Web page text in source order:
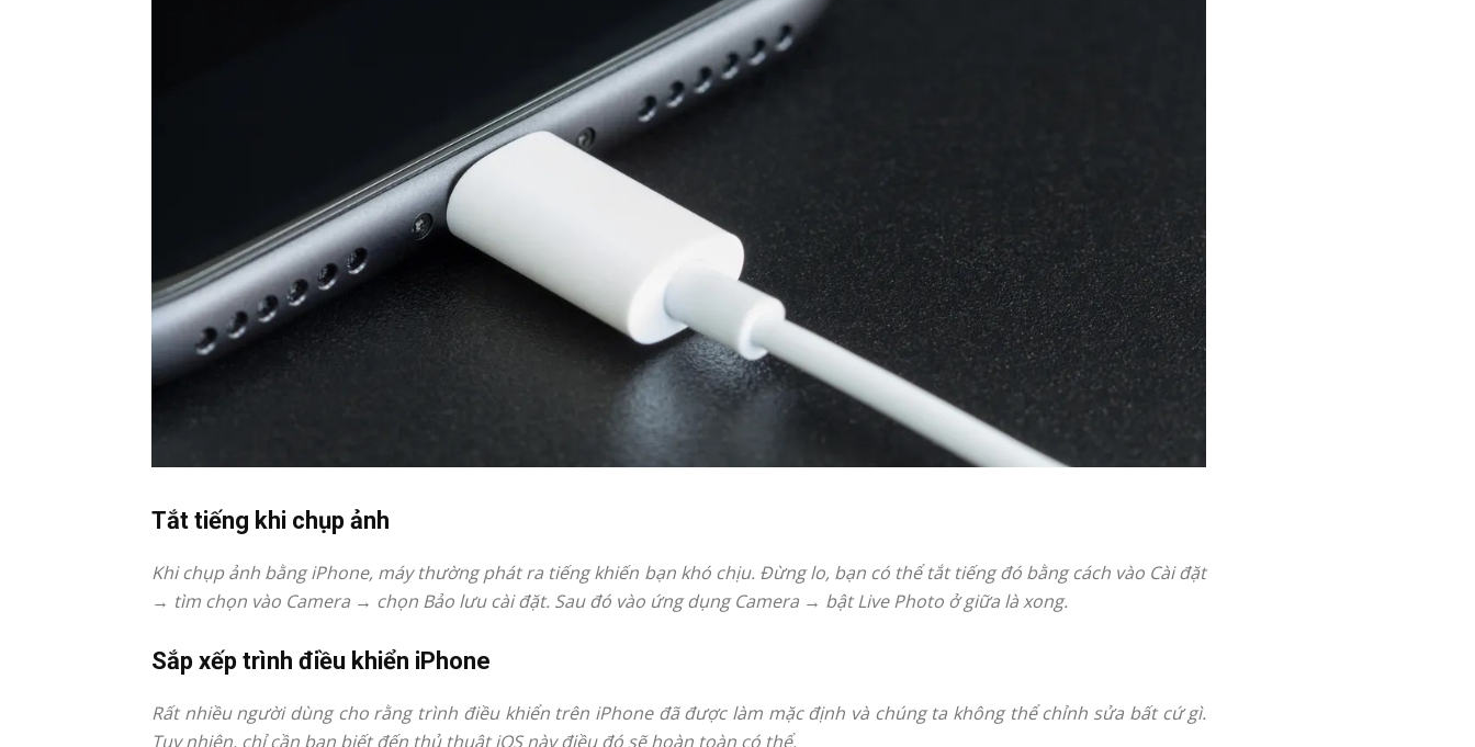
Tắt tiếng khi chụp ảnh
Khi chụp ảnh bằng iPhone, máy thường phát ra tiếng khiến bạn khó chịu. Đừng lo, bạn có thể tắt tiếng đó bằng cách vào Cài đặt
→ tìm chọn vào Camera → chọn Bảo lưu cài đặt. Sau đó vào ứng dụng Camera → bật Live Photo ở giữa là xong.
Sắp xếp trình điều khiển iPhone
Rất nhiều người dùng cho rằng trình điều khiển trên iPhone đã được làm mặc định và chúng ta không thể chỉnh sửa bất cứ gì.
Tuy nhiên, chỉ cần bạn biết đến thủ thuật iOS này điều đó sẽ hoàn toàn có thể.